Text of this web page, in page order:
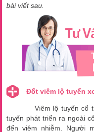
bài viết sau.
Đốt viêm lộ tuyến
Viêm lộ tuyến cổ
tuyến phát triển ra ngoài
đến viêm nhiễm. Người